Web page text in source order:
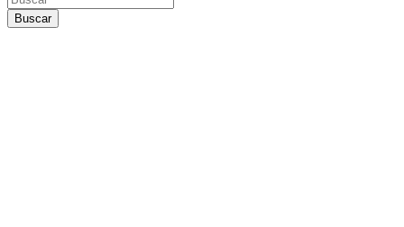
Buscar